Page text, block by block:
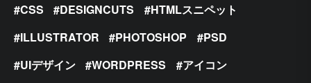
CSS DESIGNCUTS
HTMLスニペット
ILLUSTRATOR
PHOTOSHOP
PSD
UIデザイン
WORDPRESS
アイコン